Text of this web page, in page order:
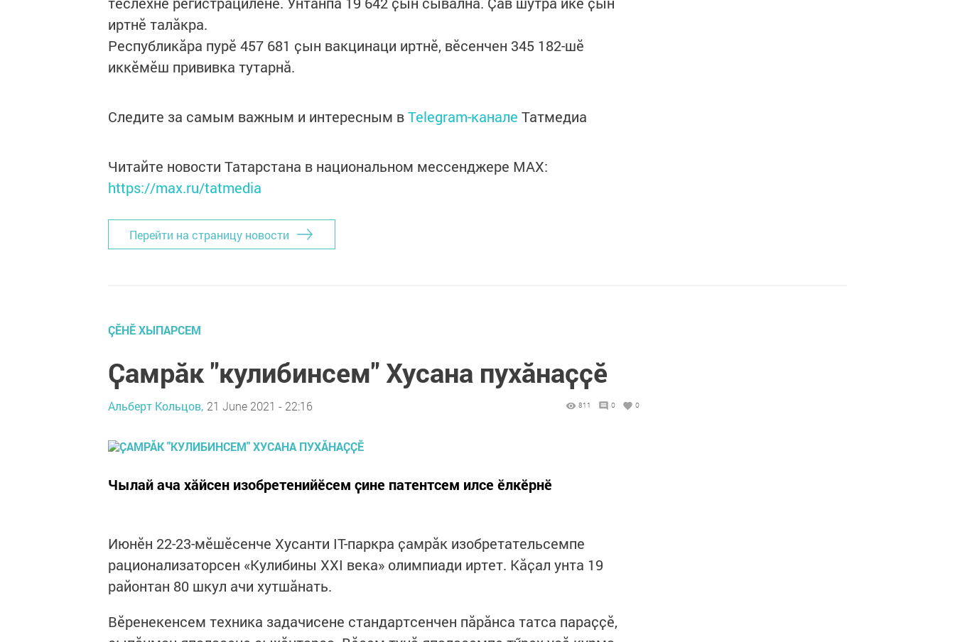
иртнӗ талӑкра.
Республикӑра пурӗ 457 681 ҫын вакцинаци иртнӗ, вӗсенчен 345 182-шӗ
иккӗмӗш прививка тутарнӑ.
Следите за самым важным и интересным вTelegram-канале Татмедиа
Читайте новости Татарстана в национальном мессенджере MАХ:
https://max.ru/tatmedia
Перейти на страницу новости
ÇӖНӖ ХЫПАРСЕМ
Ҫамрӑк "кулибинсем" Хусана пухӑнаҫҫӗ
Альберт Кольцов, 21 June 2021 - 22:16 811 0 0
Чылай ача хӑйсен изобретенийӗсем ҫине патентсем илсе ӗлкӗрнӗ
Июнӗн 22-23-мӗшӗсенче Хусанти IT-паркра ҫамрӑк изобретательсемпе
рационализаторсен «Кулибины XXI века» олимпиади иртет. Кӑҫал унта 19
районтан 80 шкул ачи хутшӑнать.
Вӗренекенсем техника задачисене стандартсенчен пӑрӑнса татса параҫҫӗ,